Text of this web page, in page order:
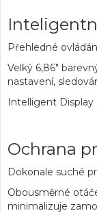
Přehledné
Velký 6,86"
nastavení,
Intelligent Display
Ochrana
Dokonale suché
Obousměrné
minimalizuje